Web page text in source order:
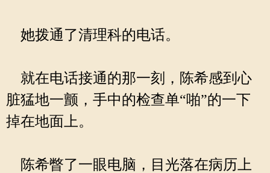
她拨通了清理科的电话。
就在电话接通的那一刻，陈希感到心
脏猛地一颤，手中的检查单“啪”的一下
掉在地面上。
陈希瞥了一眼电脑，目光落在病历上